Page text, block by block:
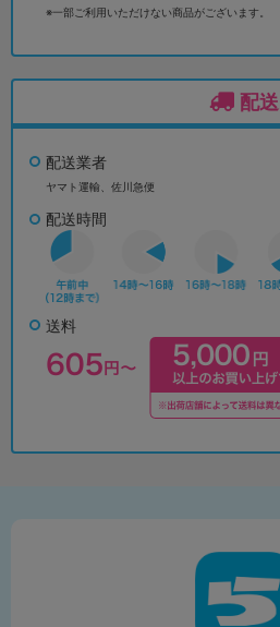
※一部ご利用いただけない商品がございます。
配送
配送業者
ヤマト運輸、佐川急便
配送時間
送料